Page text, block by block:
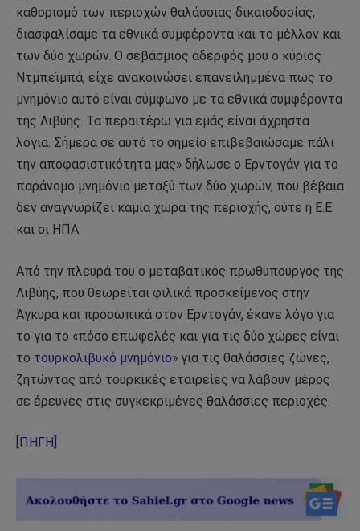
καθορισμό των περιοχών θαλάσσιας δικαιοδοσίας,
διασφαλίσαμε τα εθνικά συμφέροντα και το μέλλον και
των δύο χωρών. Ο σεβάσμιος αδερφός μου ο κύριος
Ντμπεϊμπά, είχε ανακοινώσει επανειλημμένα πως το
μνημόνιο αυτό είναι σύμφωνο με τα εθνικά συμφέροντα
της Λιβύης. Τα περαιτέρω για εμάς είναι άχρηστα
λόγια. Σήμερα σε αυτό το σημείο επιβεβαιώσαμε πάλι
την αποφασιστικότητα μας» δήλωσε ο Ερντογάν για το
παράνομο μνημόνιο μεταξύ των δύο χωρών, που βέβαια
δεν αναγνωρίζει καμία χώρα της περιοχής, ούτε η Ε.Ε.
και οι ΗΠΑ.
Από την πλευρά του ο μεταβατικός πρωθυπουργός της
Λιβύης, που θεωρείται φιλικά προσκείμενος στην
Άγκυρα και προσωπικά στον Ερντογάν, έκανε λόγο για
το για το «πόσο επωφελές και για τις δύο χώρες είναι
το τουρκολιβυκό μνημόνιο» για τις θαλάσσιες ζώνες,
ζητώντας από τουρκικές εταιρείες να λάβουν μέρος
σε έρευνες στις συγκεκριμένες θαλάσσιες περιοχές.
ΠΗΓΗ]